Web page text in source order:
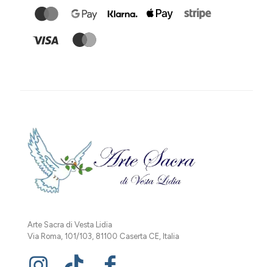
Arte Sacra di Vesta Lidia
Via Roma, 101/103, 81100 Caserta CE, Italia